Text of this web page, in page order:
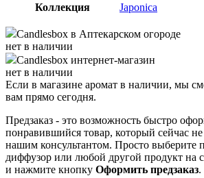
Коллекция Japonica
Candlesbox в Аптекарском огороде
нет в наличии
Candlesbox интернет-магазин
нет в наличии
Если в магазине аромат в наличии, мы
вам прямо сегодня.
Предзаказ - это возможность быстро
понравившийся товар, который сейчас
нашим консультантом. Просто выберите
диффузор или любой другой продукт на
и нажмите кнопку Оформить предзаказ.